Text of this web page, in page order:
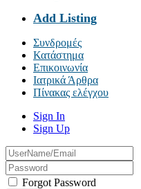
Add Listing
Συνδρομές
Κατάστημα
Επικοινωνία
Ιατρικά Άρθρα
Πίνακας ελέγχου
Sign In
Sign Up
Forgot Password